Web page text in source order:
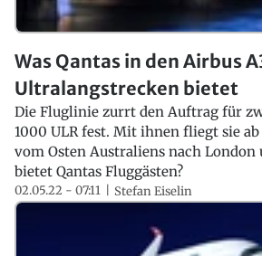
Was Qantas in den Airbus
Ultralangstrecken bietet
Die Fluglinie zurrt den Auftrag für
1000 ULR fest. Mit ihnen fliegt sie
vom Osten Australiens nach London
bietet Qantas Fluggästen?
02.05.22 - 07:11 Stefan Eiselin